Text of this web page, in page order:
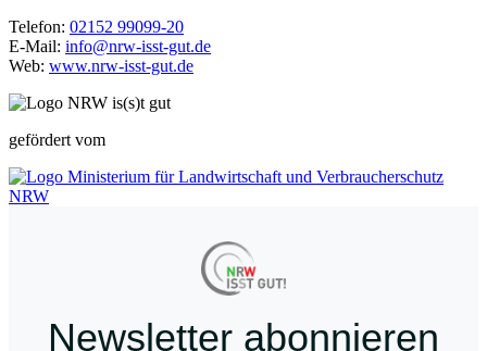
Telefon: 02152 99099-20
E-Mail: info@nrw-isst-gut.de
Web: www.nrw-isst-gut.de
gefördert vom
Newsletter abonnieren